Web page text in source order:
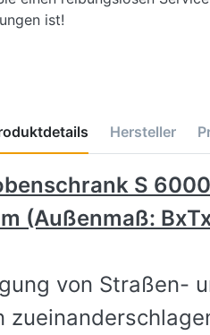
ist!
Hersteller
S
(Außenmaß:
von Straßen-